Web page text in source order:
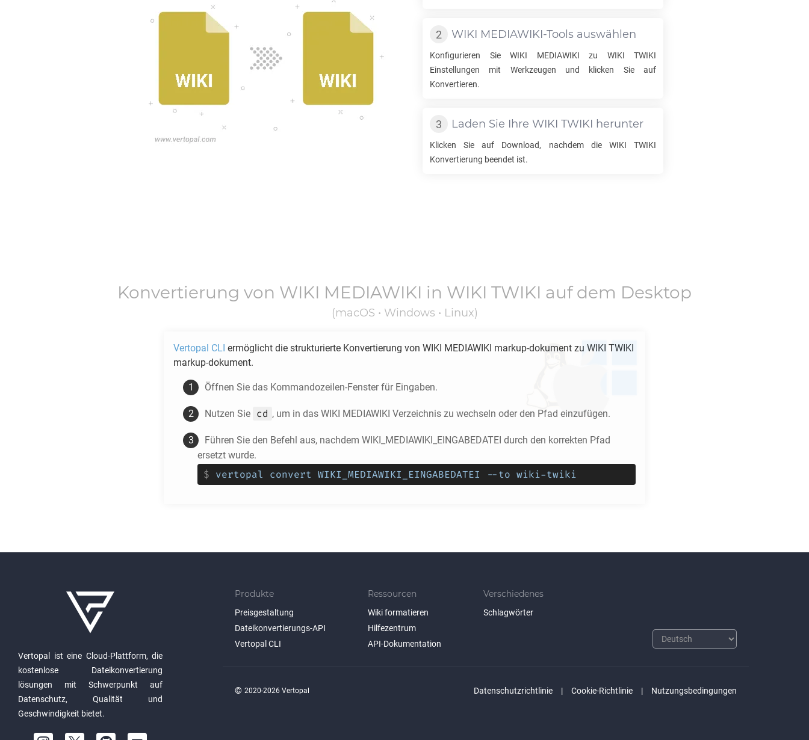
WIKI MEDIAWIKI-Tools auswählen
Konfigurieren Sie WIKI MEDIAWIKI zu WIKI TWIKI
Einstellungen mit Werkzeugen und klicken Sie auf
Konvertieren.
Laden Sie Ihre WIKI TWIKI herunter
Klicken Sie auf Download, nachdem die WIKI TWIKI
Konvertierung beendet ist.
Konvertierung von WIKI MEDIAWIKI in WIKI TWIKI auf dem Desktop
(macOS • Windows • Linux)
Vertopal CLI ermöglicht die strukturierte Konvertierung von WIKI MEDIAWIKI markup-dokument zu WIKI TWIKI
markup-dokument.
Öffnen Sie das Kommandozeilen-Fenster für Eingaben.
Nutzen Sie cd , um in das WIKI MEDIAWIKI Verzeichnis zu wechseln oder den Pfad einzufügen.
Führen Sie den Befehl aus, nachdem WIKI_MEDIAWIKI_EINGABEDATEI durch den korrekten Pfad
ersetzt wurde.
$ vertopal convert WIKI_MEDIAWIKI_EINGABEDATEI --to wiki-twiki
Vertopal ist eine Cloud-Plattform, die
kostenlose Dateikonvertierung
lösungen mit Schwerpunkt auf
Datenschutz, Qualität und
Geschwindigkeit bietet.
Produkte
Preisgestaltung
Dateikonvertierungs-API
Vertopal CLI
Ressourcen
Wiki formatieren
Hilfezentrum
API-Dokumentation
Verschiedenes
Schlagwörter
Datenschutzrichtlinie Cookie-Richtlinie Nutzungsbedingungen
© 2020-2026 Vertopal